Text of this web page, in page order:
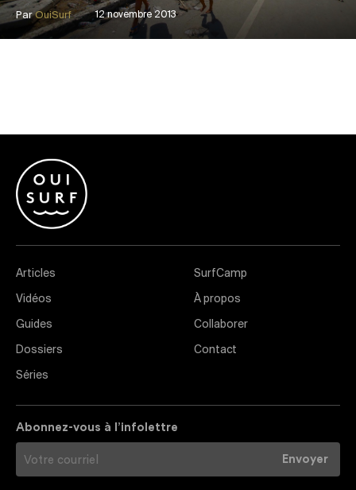
12 novembre 2013
Par OuiSurf
Articles
Vidéos
Guides
Dossiers
Séries
SurfCamp
À propos
Collaborer
Contact
Abonnez-vous à l’infolettre